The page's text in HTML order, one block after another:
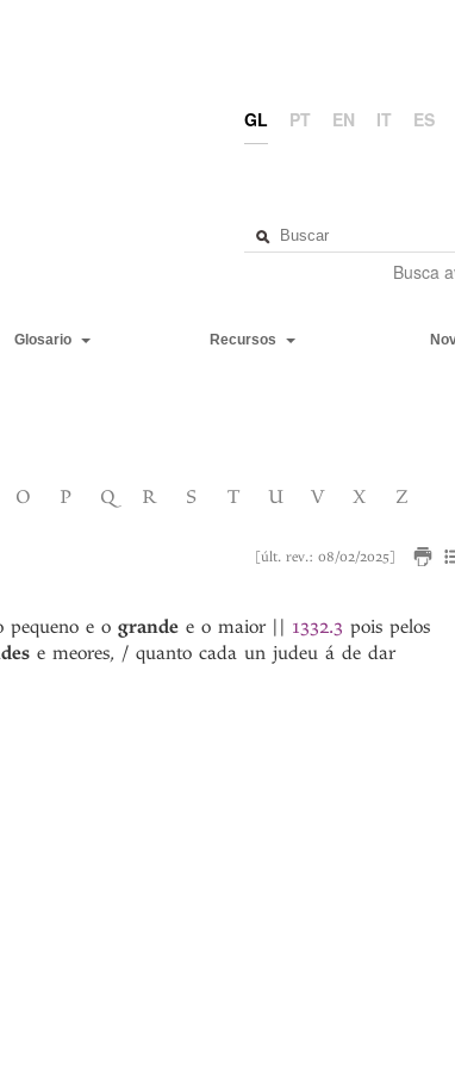
GL PT EN IT ES
Busca
Glosario Recursos
O P Q R S T U V X Z
[últ. rev.: 08/02/2025]
pequeno e o grande e o maior || 1332.3 pois pelos
e meores, / quanto cada un judeu á de dar